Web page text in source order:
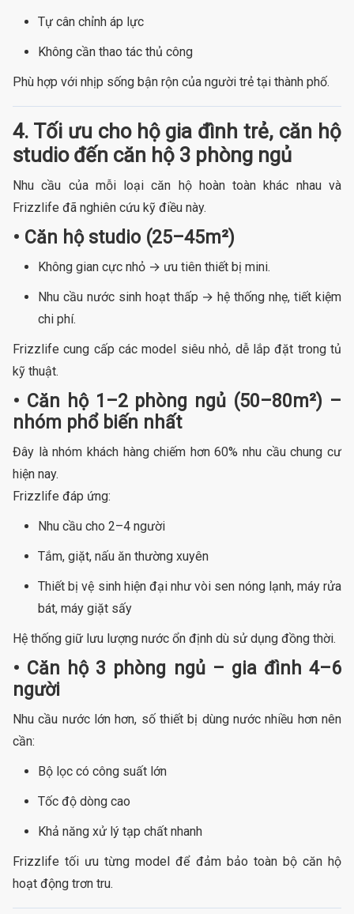
Tự cân chỉnh áp lực
Không cần thao tác thủ công
Phù hợp với nhịp sống bận rộn của người trẻ tại thành phố.
4. Tối ưu cho hộ gia đình trẻ, căn hộ
studio đến căn hộ 3 phòng ngủ
Nhu cầu của mỗi loại căn hộ hoàn toàn khác nhau và
Frizzlife đã nghiên cứu kỹ điều này.
• Căn hộ studio (25–45m²)
Không gian cực nhỏ → ưu tiên thiết bị mini.
Nhu cầu nước sinh hoạt thấp → hệ thống nhẹ, tiết kiệm
chi phí.
Frizzlife cung cấp các model siêu nhỏ, dễ lắp đặt trong tủ
kỹ thuật.
• Căn hộ 1–2 phòng ngủ (50–80m²) –
nhóm phổ biến nhất
Đây là nhóm khách hàng chiếm hơn 60% nhu cầu chung cư
hiện nay.
Frizzlife đáp ứng:
Nhu cầu cho 2–4 người
Tắm, giặt, nấu ăn thường xuyên
Thiết bị vệ sinh hiện đại như vòi sen nóng lạnh, máy rửa
bát, máy giặt sấy
Hệ thống giữ lưu lượng nước ổn định dù sử dụng đồng thời.
• Căn hộ 3 phòng ngủ – gia đình 4–6
người
Nhu cầu nước lớn hơn, số thiết bị dùng nước nhiều hơn nên
cần:
Bộ lọc có công suất lớn
Tốc độ dòng cao
Khả năng xử lý tạp chất nhanh
Frizzlife tối ưu từng model để đảm bảo toàn bộ căn hộ
hoạt động trơn tru.